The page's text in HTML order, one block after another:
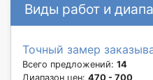
Виды работ и
Точный замер
Всего предложений: 14
Диапазон цен: 470 - 700